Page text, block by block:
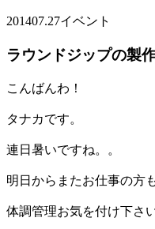
201407.27イベント
ラウンドジップの製
こんばんわ！
タナカです。
連日暑いですね。。
明日からまたお仕事の方
体調管理お気を付け下さい